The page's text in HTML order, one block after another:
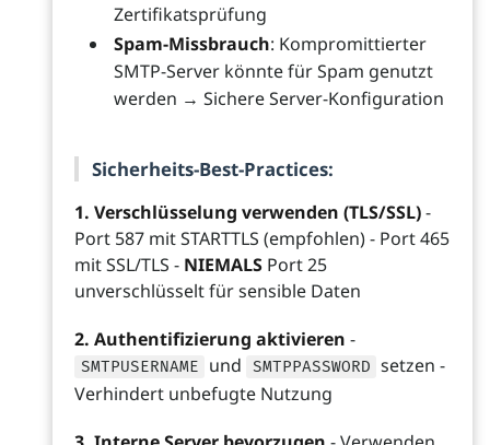
Zertifikatsprüfung
Spam-Missbrauch: Kompromittierter
SMTP-Server könnte für Spam genutzt
werden → Sichere Server-Konfiguration
Sicherheits-Best-Practices:
1. Verschlüsselung verwenden (TLS/SSL)-
Port 587 mit STARTTLS (empfohlen) - Port 465
mit SSL/TLS - NIEMALS Port 25
unverschlüsselt für sensible Daten
2. Authentifizierung aktivieren -
SMTPUSERNAME und SMTPPASSWORD setzen -
Verhindert unbefugte Nutzung